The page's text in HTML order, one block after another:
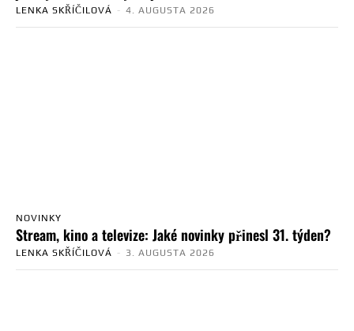
LENKA SKŘÍČILOVÁ - 4. AUGUSTA 2026
NOVINKY
Stream, kino a televize: Jaké novinky přinesl 31. týden?
LENKA SKŘÍČILOVÁ - 3. AUGUSTA 2026